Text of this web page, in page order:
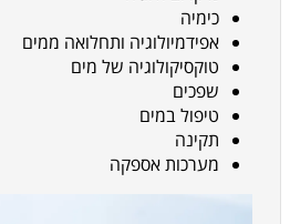
כימיה
אפידמיולוגיה ותחלואה ממים
טוקסיקולוגיה של מים
שפכים
טיפול במים
תקינה
מערכות אספקה